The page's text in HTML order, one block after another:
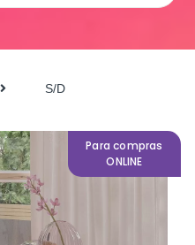
S/D
Para compras
ONLINE